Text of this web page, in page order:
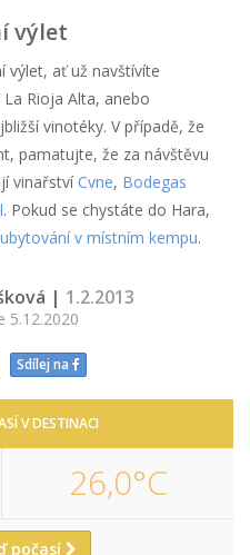
výlet
výlet, ať už navštívíte
Rioja Alta, anebo
vinotéky. V případě, že
pamatujte, že za návštěvu
vinařství Cvne, Bodegas
. Pokud se chystáte do Hara,
ubytování v místním kempu.
| 1.2.2013
5.12.2020
Sdílej na
V DESTINACI
26,0°C
počasí